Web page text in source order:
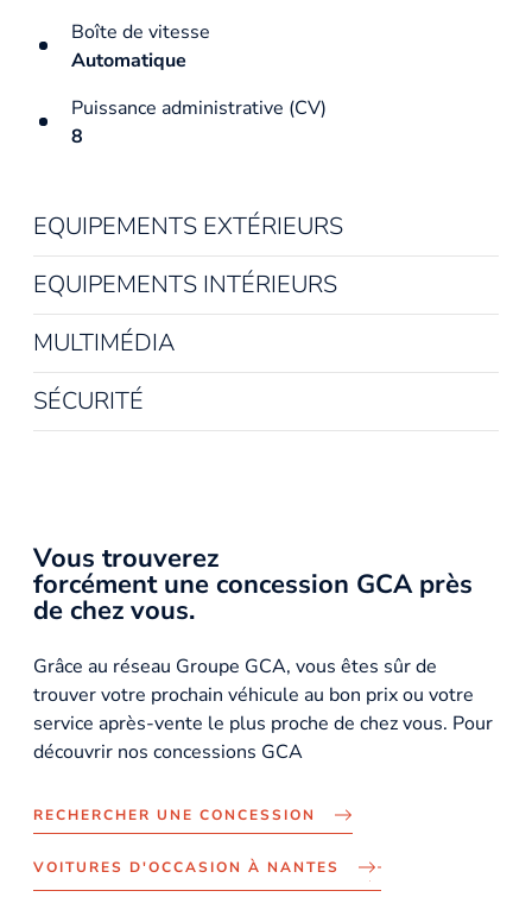
Boîte de vitesse
Automatique
Puissance administrative (CV)
8
EQUIPEMENTS EXTÉRIEURS
EQUIPEMENTS INTÉRIEURS
MULTIMÉDIA
SÉCURITÉ
Vous trouverez
forcément une concession GCA près
de chez vous.
Grâce au réseau Groupe GCA, vous êtes sûr de
trouver votre prochain véhicule au bon prix ou votre
service après-vente le plus proche de chez vous. Pour
découvrir nos concessions GCA
RECHERCHER UNE CONCESSION
VOITURES D'OCCASION À NANTES